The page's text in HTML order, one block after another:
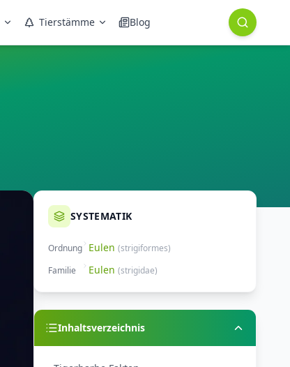
Tierstämme Blog
SYSTEMATIK
Ordnung Eulen (strigiformes)
Familie
Eulen (strigidae)
Inhaltsverzeichnis